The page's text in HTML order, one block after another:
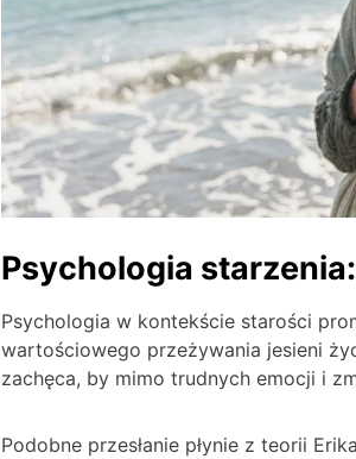
Psychologia
Psychologia w kontekście starości
wartościowego przeżywania jesieni
zachęca, by mimo trudnych emocji i
Podobne przesłanie płynie z teorii